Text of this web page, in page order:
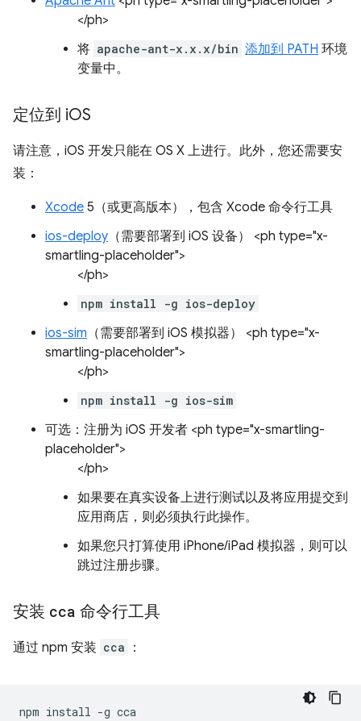
</ph>
将 apache-ant-x.x.x/bin 添加到 PATH 环境
变量中。
定位到 iOS
请注意，iOS 开发只能在 OS X 上进行。此外，您还需要安
装：
Xcode 5（或更高版本），包含 Xcode 命令行工具
ios-deploy （需要部署到 iOS 设备） <ph type="x-
smartling-placeholder">
</ph>
npm install -g ios-deploy
ios-sim （需要部署到 iOS 模拟器） <ph type="x-
smartling-placeholder">
</ph>
npm install -g ios-sim
可选：注册为 iOS 开发者 <ph type="x-smartling-
placeholder">
</ph>
如果要在真实设备上进行测试以及将应用提交到
应用商店，则必须执行此操作。
如果您只打算使用 iPhone/iPad 模拟器，则可以
跳过注册步骤。
安装 cca 命令行工具
通过 npm 安装 cca ：
npm install -g